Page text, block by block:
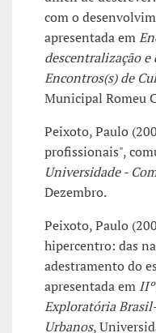
com o
apresentada em
descentralização
Encontros(s) de
Municipal Romeu
Peixoto, Paulo
profissionais",
Universidade -
Dezembro.
Peixoto, Paulo
hipercentro: das
adestramento do
apresentada em
Exploratória
Urbanos,